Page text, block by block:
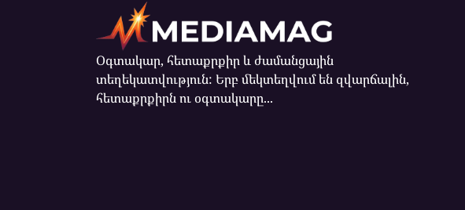
Օգտակար, հետաքրքիր և ժամանցային
տեղեկատվություն: Երբ մեկտեղվում են զվարճալին,
հետաքրքիրն ու օգտակարը...